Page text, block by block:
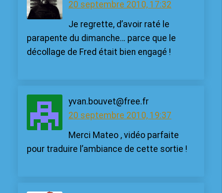
20 septembre 2010, 17:32
Je regrette, d’avoir raté le
parapente du dimanche… parce que le
décollage de Fred était bien engagé !
yvan.bouvet@free.fr
20 septembre 2010, 19:37
Merci Mateo , vidéo parfaite
pour traduire l’ambiance de cette sortie !